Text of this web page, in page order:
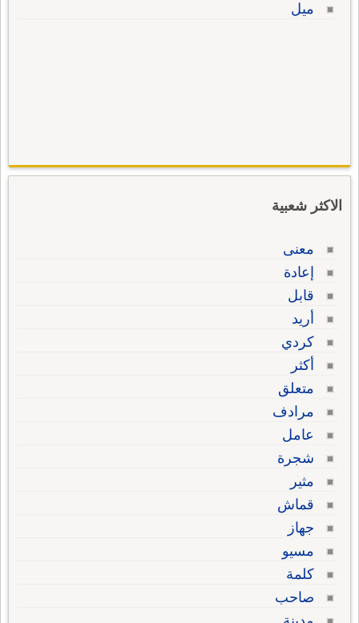
ميل
الاكثر شعبية
معنى
إعادة
قابل
أريد
كردي
أكثر
متعلق
مرادف
عامل
شجرة
مثير
قماش
جهاز
مسيو
كلمة
صاحب